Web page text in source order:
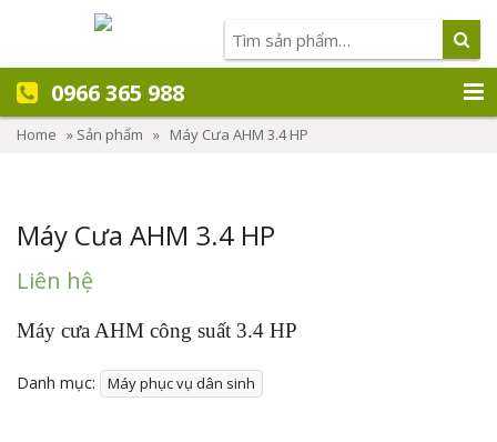
0966 365 988
Home » Sản phẩm » Máy Cưa AHM 3.4 HP
Máy Cưa AHM 3.4 HP
Liên hệ
Máy cưa AHM công suất 3.4 HP
Danh mục: Máy phục vụ dân sinh